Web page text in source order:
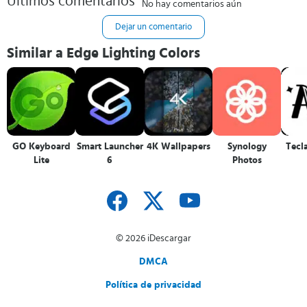
No hay comentarios aún
Dejar un comentario
Similar a Edge Lighting Colors
GO Keyboard
Lite
Smart Launcher
6
4K Wallpapers
Synology
Photos
© 2026 iDescargar
DMCA
Política de privacidad